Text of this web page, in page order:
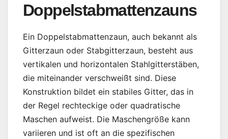
Doppelstabmattenzauns
Ein Doppelstabmattenzaun, auch bekannt als
Gitterzaun oder Stabgitterzaun, besteht aus
vertikalen und horizontalen Stahlgitterstäben,
die miteinander verschweißt sind. Diese
Konstruktion bildet ein stabiles Gitter, das in
der Regel rechteckige oder quadratische
Maschen aufweist. Die Maschengröße kann
variieren und ist oft an die spezifischen